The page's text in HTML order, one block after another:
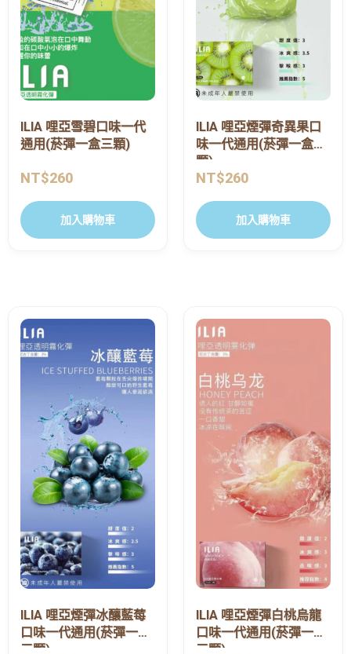
ILIA 哩亞雪碧口味一代
通用(菸彈一盒三顆)
NT$260
加入購物車
ILIA 哩亞煙彈奇異果口
味一代通用(菸彈一盒三
顆)
NT$260
加入購物車
ILIA 哩亞煙彈冰釀藍莓
口味一代通用(菸彈一盒
三顆)
ILIA 哩亞煙彈白桃烏龍
口味一代通用(菸彈一盒
三顆)